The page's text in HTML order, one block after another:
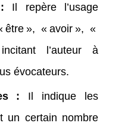
Il repère l’usage
», « avoir », «
l’auteur à
évocateurs.
: Il indique les
un certain nombre